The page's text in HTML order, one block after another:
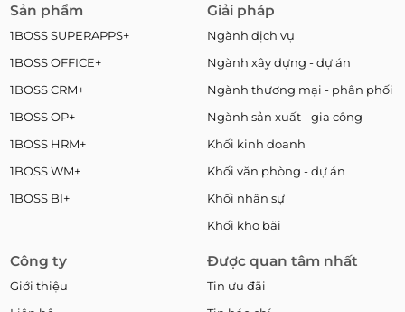
Sản phẩm
1BOSS SUPERAPPS+
1BOSS OFFICE+
1BOSS CRM+
1BOSS OP+
1BOSS HRM+
1BOSS WM+
1BOSS BI+
Giải pháp
Ngành dịch vụ
Ngành xây dựng - dự án
Ngành thương mại - phân phối
Ngành sản xuất - gia công
Khối kinh doanh
Khối văn phòng - dự án
Khối nhân sự
Khối kho bãi
Công ty
Giới thiệu
Được quan tâm nhất
Tin ưu đãi